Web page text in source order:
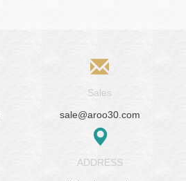
Sales
sale@aroo30.com
ADDRESS